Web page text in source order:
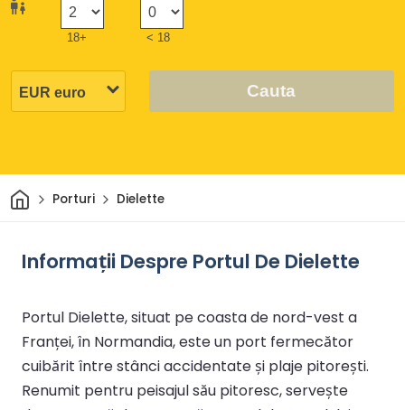
18+ < 18
Cauta
AcasăPorturi Dielette
Informații Despre Portul De Dielette
Portul Dielette, situat pe coasta de nord-vest a
Franței, în Normandia, este un port fermecător
cuibărit între stânci accidentate și plaje pitorești.
Renumit pentru peisajul său pitoresc, servește